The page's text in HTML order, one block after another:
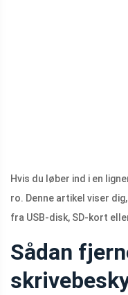
Hvis du løber ind i en
ro. Denne artikel viser
fra USB-disk, SD-kort
Sådan